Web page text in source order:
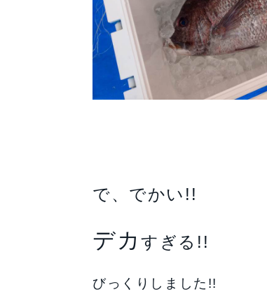
で、でかい!!
デカすぎる!!
びっくりしました!!